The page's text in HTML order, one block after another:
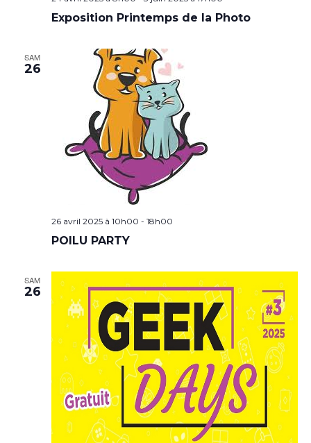
Exposition Printemps de la Photo
SAM
26
26 avril 2025 à 10h00 - 18h00
POILU PARTY
SAM
26